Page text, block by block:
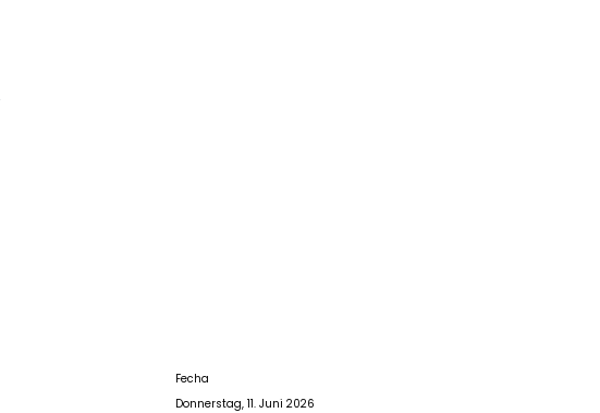
Fecha
Donnerstag, 11. Juni 2026